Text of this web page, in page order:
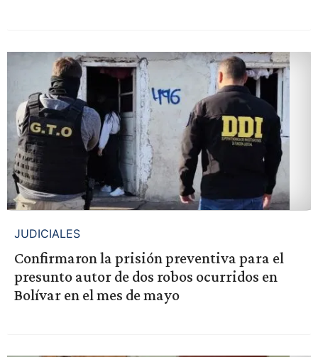
JUDICIALES
Confirmaron la prisión preventiva para el
presunto autor de dos robos ocurridos en
Bolívar en el mes de mayo